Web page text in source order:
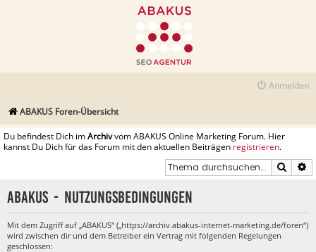
Anmelden
ABAKUS Foren-Übersicht
Du befindest Dich imArchivvom ABAKUS Online Marketing Forum. Hier
kannst Du Dich für das Forum mit den aktuellen Beiträgen registrieren.
Suche
ABAKUS - Nutzungsbedingungen
Mit dem Zugriff auf „ABAKUS“ („https://archiv.abakus-internet-marketing.de/foren“)
wird zwischen dir und dem Betreiber ein Vertrag mit folgenden Regelungen
geschlossen: